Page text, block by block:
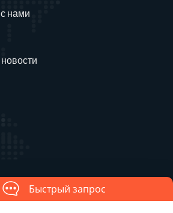
нами
Быстрый запрос